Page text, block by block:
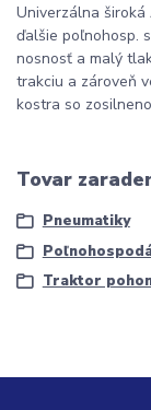
Univerzálna
ďalšie poľnohosp.
nosnosť a malý
trakciu a zároveň
kostra so
Tovar
Pneumatiky
Traktor